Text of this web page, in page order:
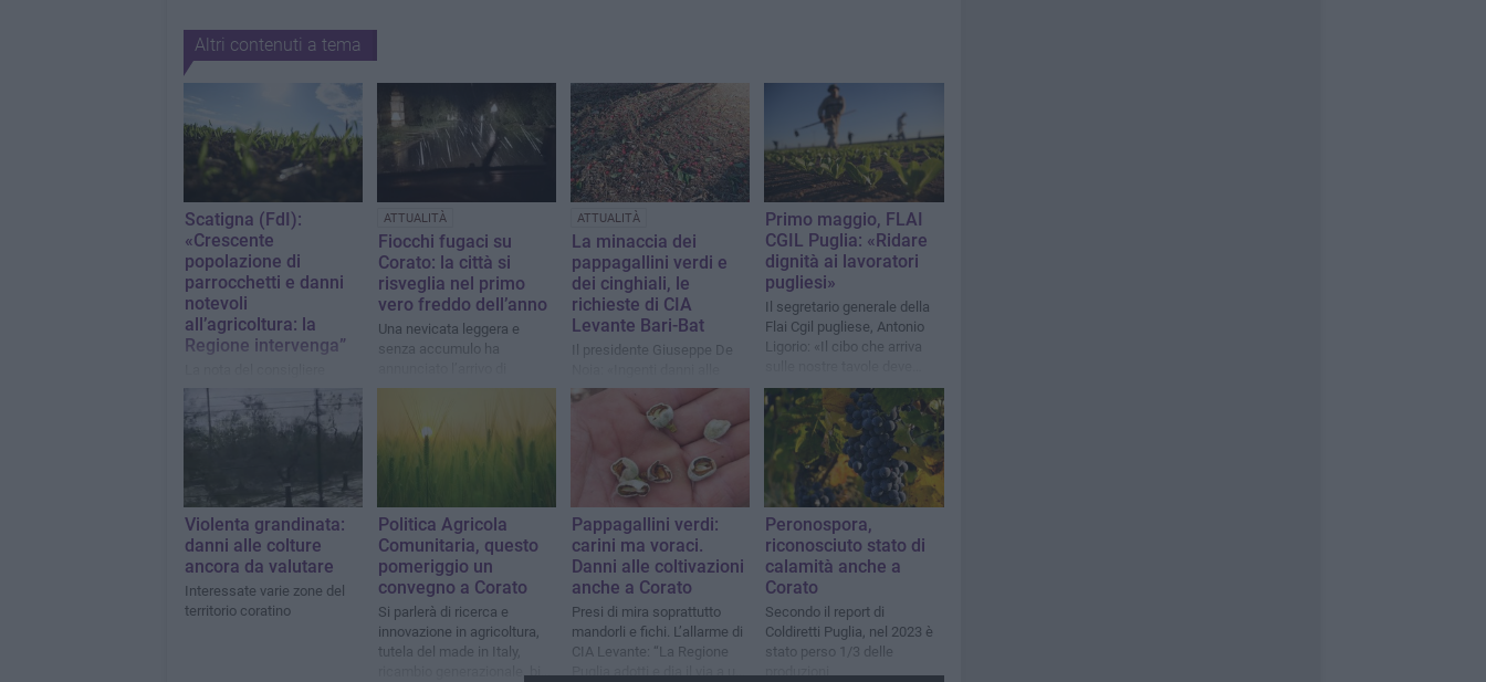
Altri contenuti a tema
Scatigna (FdI):
«Crescente
popolazione di
parrocchetti e danni
notevoli
all’agricoltura: la
Regione intervenga”
regionale di Fratelli d’Italia,
Tommaso Scatigna
ATTUALITÀ
Fiocchi fugaci su
Corato: la città si
risveglia nel primo
vero freddo dell’anno
Una nevicata leggera e
senza accumulo ha
un’ondata gelida che da
l’inverno in città
ATTUALITÀ
La minaccia dei
pappagallini verdi e
dei cinghiali, le
richieste di CIA
Levante Bari-Bat
Il presidente Giuseppe De
colture. Chiediamo di
accelerare il piano di
contenimento»
Primo maggio, FLAI
CGIL Puglia: «Ridare
dignità ai lavoratori
pugliesi»
Il segretario generale della
Flai Cgil pugliese, Antonio
Ligorio: «Il cibo che arriva
essere frutto di lavoro
giusto, tracciabile e
trasparente»
Violenta grandinata:
danni alle colture
ancora da valutare
Interessate varie zone del
territorio coratino
Politica Agricola
Comunitaria, questo
pomeriggio un
convegno a Corato
Si parlerà di ricerca e
innovazione in agricoltura,
tutela del made in Italy,
ricambio generazionale, bio
Pappagallini verdi:
carini ma voraci.
Danni alle coltivazioni
anche a Corato
Presi di mira soprattutto
mandorli e fichi. L’allarme di
CIA Levante: “La Regione
Puglia adotti e dia il via a un
Peronospora,
riconosciuto stato di
calamità anche a
Corato
Secondo il report di
Coldiretti Puglia, nel 2023 è
stato perso 1/3 delle
produzioni